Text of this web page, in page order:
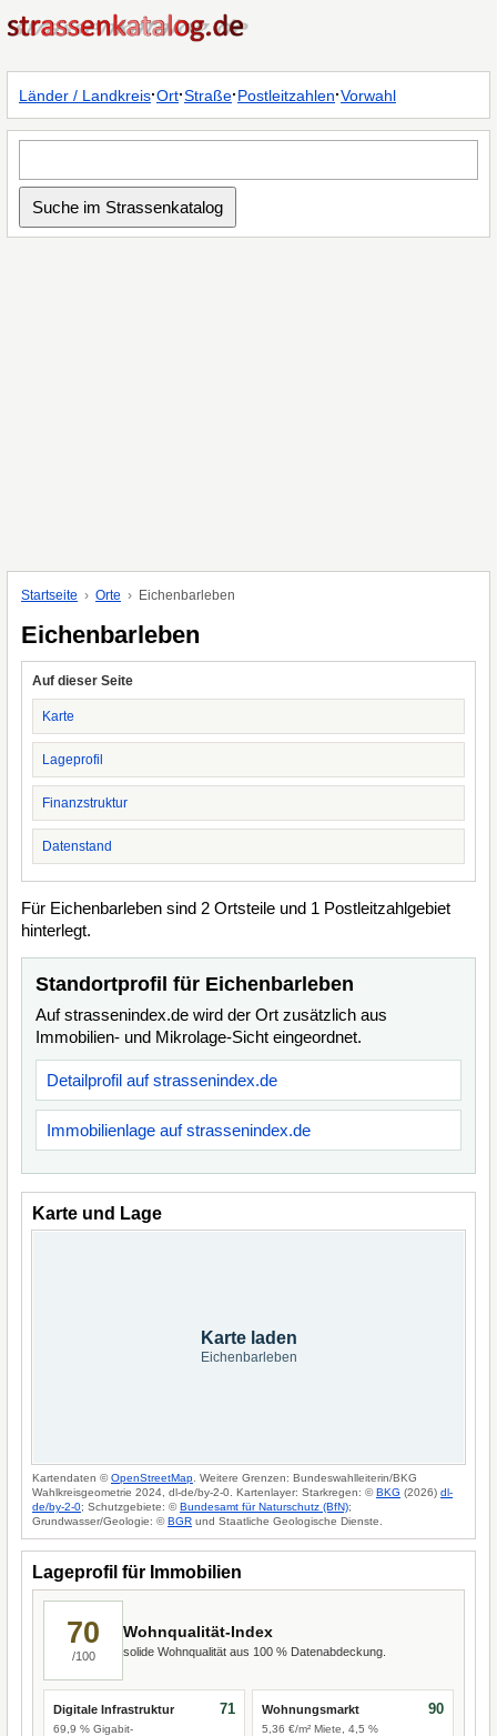
Länder / Landkreis·Ort·Straße·Postleitzahlen·Vorwahl
Startseite Orte Eichenbarleben
Eichenbarleben
Auf dieser Seite
Karte
Lageprofil
Finanzstruktur
Datenstand
Für Eichenbarleben sind 2 Ortsteile und 1 Postleitzahlgebiet
hinterlegt.
Standortprofil für Eichenbarleben
Auf strassenindex.de wird der Ort zusätzlich aus
Immobilien- und Mikrolage-Sicht eingeordnet.
Detailprofil auf strassenindex.de
Immobilienlage auf strassenindex.de
Karte und Lage
Karte laden
Eichenbarleben
Kartendaten ©OpenStreetMap . Weitere Grenzen: Bundeswahlleiterin/BKG
Wahlkreisgeometrie 2024, dl-de/by-2-0. Kartenlayer: Starkregen: ©BKG (2026) dl-
de/by-2-0; Schutzgebiete: ©Bundesamt für Naturschutz (BfN);
Grundwasser/Geologie: ©BGR und Staatliche Geologische Dienste.
Lageprofil für Immobilien
70
/100
Wohnqualität-Index
solide Wohnqualität aus 100 % Datenabdeckung.
Digitale Infrastruktur
69,9 % Gigabit-
71 Wohnungsmarkt
5,36 €/m² Miete, 4,5 %
90